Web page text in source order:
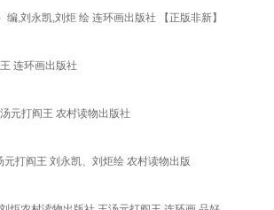
编,刘永凯,刘炬 绘 连环画出版社 【正版非新】
连环画出版社
元打阎王 农村读物出版社
元打阎王 刘永凯、刘炬绘 农村读物出版